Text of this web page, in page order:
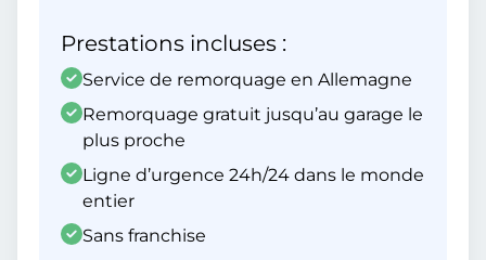
Prestations incluses :
Service de remorquage en Allemagne
Remorquage gratuit jusqu’au garage le
plus proche
Ligne d’urgence 24h/24 dans le monde
entier
Sans franchise